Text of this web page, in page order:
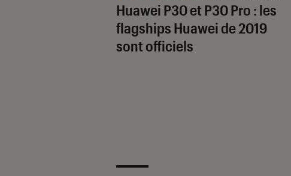
Huawei P30 et P30 Pro : les
flagships Huawei de 2019
sont officiels